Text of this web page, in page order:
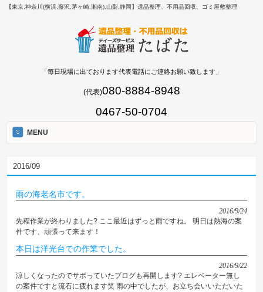
【東京,神奈川(横浜,藤沢,茅ヶ崎,湘南),山梨,静岡】遺品整理、不用品回収、ゴミ屋敷整理
「毎日現場に出ております代表電話にご連絡お願い致します」
(代表)080-8884-8948
0467-50-0704
MENU
2016/09
雨の海老名市です。
2016/9/24
先程作業が終わりました? ここ最近はずっと雨ですね。 明日は熱海の案
件です、頑張って来ます！
本日は洋光台での作業でした。
2016/9/22
涼しくなったのでサボっていたブログも再開します? エレベーター無し
の案件ですと流石に疲れます笑 雨の中でしたが、お立ち会いいただいた